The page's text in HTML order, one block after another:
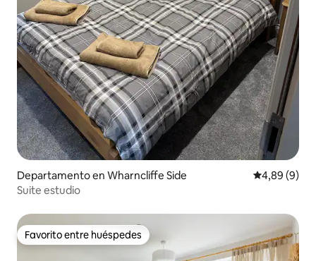
Departamento en Wharncliffe Side Calificación
4,89 (9)
Suite estudio
Favorito entre huéspedes
Favorito entre huéspedes